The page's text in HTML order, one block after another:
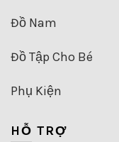
Đồ Nam
Đồ Tập Cho Bé
Phụ Kiện
HỖ TRỢ